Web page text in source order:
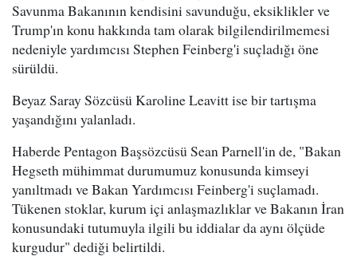
Savunma Bakanının kendisini savunduğu, eksiklikler ve
Trump'ın konu hakkında tam olarak bilgilendirilmemesi
nedeniyle yardımcısı Stephen Feinberg'i suçladığı öne
sürüldü.
Beyaz Saray Sözcüsü Karoline Leavitt ise bir tartışma
yaşandığını yalanladı.
Haberde Pentagon Başsözcüsü Sean Parnell'in de, "Bakan
Hegseth mühimmat durumumuz konusunda kimseyi
yanıltmadı ve Bakan Yardımcısı Feinberg'i suçlamadı.
Tükenen stoklar, kurum içi anlaşmazlıklar ve Bakanın İran
konusundaki tutumuyla ilgili bu iddialar da aynı ölçüde
kurgudur" dediği belirtildi.